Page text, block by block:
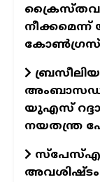
കോൺഗ്രസ്
യുഎസ്
നയതന്ത്ര
അവശിഷ്ടം